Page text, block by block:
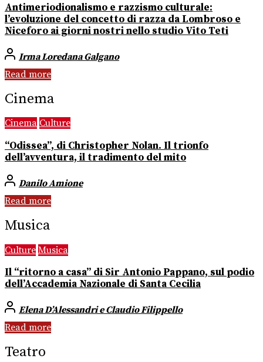
Antimeriodionalismo e razzismo culturale:
l’evoluzione del concetto di razza da Lombroso e
Niceforo ai giorni nostri nello studio Vito Teti
Irma Loredana Galgano
Read more
Cinema
Cinema Culture
“Odissea”, di Christopher Nolan. Il trionfo
dell’avventura, il tradimento del mito
Danilo Amione
Read more
Musica
Culture Musica
Il “ritorno a casa” di Sir Antonio Pappano, sul podio
dell’Accademia Nazionale di Santa Cecilia
Elena D’Alessandri e Claudio Filippello
Read more
Teatro